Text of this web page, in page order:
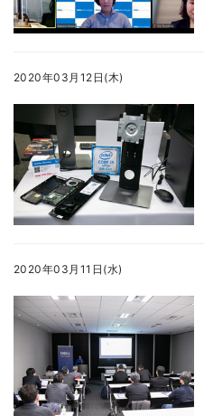
2020年03月12日(木)
2020年03月11日(水)